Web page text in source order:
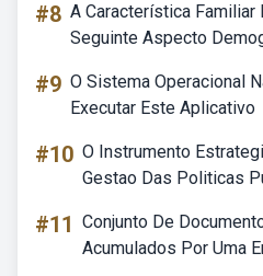
#8 A Característica
Seguinte Aspecto
#9 O Sistema Operacional
Executar Este Aplicativo
#10 O Instrumento
Gestao Das Politicas
#11 Conjunto De
Acumulados Por Uma